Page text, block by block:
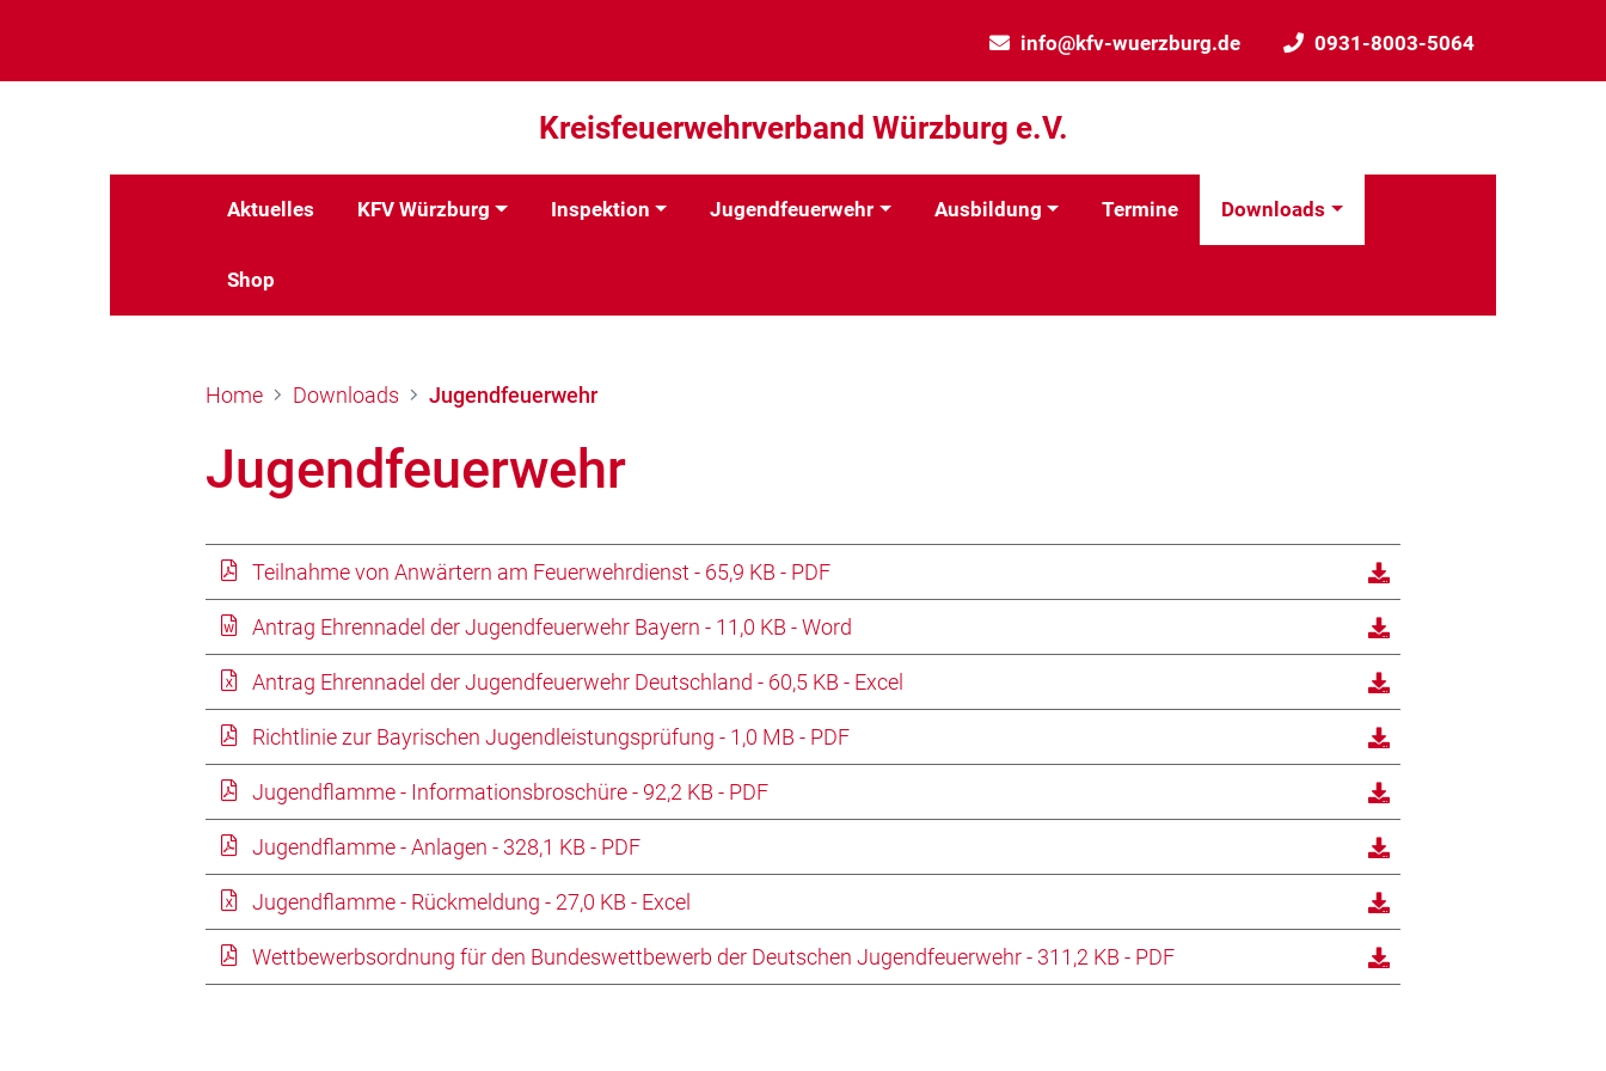
info@kfv-wuerzburg.de 0931-8003-5064
Kreisfeuerwehrverband Würzburg e.V.
Aktuelles KFV Würzburg Inspektion Jugendfeuerwehr Ausbildung Termine Downloads
Shop
Home Downloads Jugendfeuerwehr
Jugendfeuerwehr
Teilnahme von Anwärtern am Feuerwehrdienst - 65,9 KB - PDF
Antrag Ehrennadel der Jugendfeuerwehr Bayern - 11,0 KB - Word
Antrag Ehrennadel der Jugendfeuerwehr Deutschland - 60,5 KB - Excel
Richtlinie zur Bayrischen Jugendleistungsprüfung - 1,0 MB - PDF
Jugendflamme - Informationsbroschüre - 92,2 KB - PDF
Jugendflamme - Anlagen - 328,1 KB - PDF
Jugendflamme - Rückmeldung - 27,0 KB - Excel
Wettbewerbsordnung für den Bundeswettbewerb der Deutschen Jugendfeuerwehr - 311,2 KB - PDF